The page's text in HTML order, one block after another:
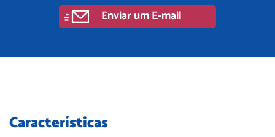
Enviar um E-mail
Características